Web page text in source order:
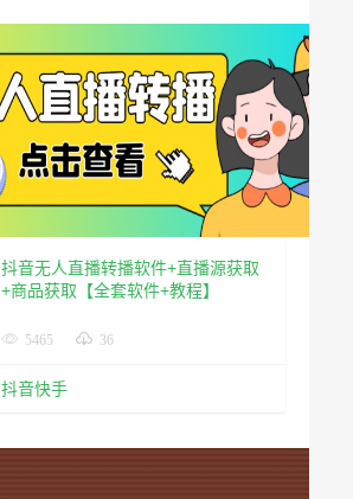
抖音无人直播转播软件+直播源获取
+商品获取【全套软件+教程】
5465 36
抖音快手